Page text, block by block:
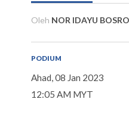
Oleh NOR IDAYU BOSRO
PODIUM
Ahad, 08 Jan 2023
12:05 AM MYT